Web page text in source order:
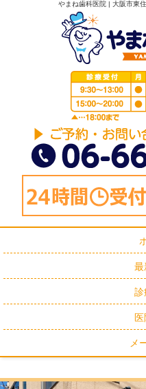
やまね歯科医院 | 大阪市東
最
診
メ